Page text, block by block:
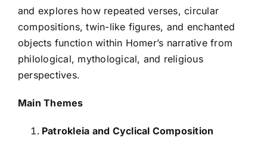
and explores how repeated verses, circular
compositions, twin-like figures, and enchanted
objects function within Homer’s narrative from
philological, mythological, and religious
perspectives.
Main Themes
Patrokleia and Cyclical Composition